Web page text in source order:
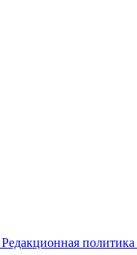
Редакционная политика